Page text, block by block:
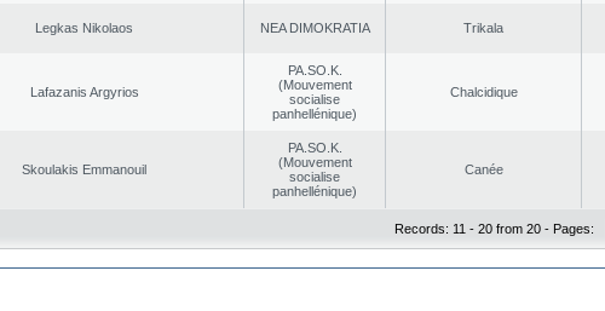
Legkas Nikolaos NEA DΙMOKRATIA Trikala
Lafazanis Argyrios
PA.SO.K.
(Mouvement
socialise
panhellénique)
Chalcidique
Skoulakis Emmanouil
PA.SO.K.
(Mouvement
socialise
panhellénique)
Canée
Records: 11 - 20 from 20 - Pages: